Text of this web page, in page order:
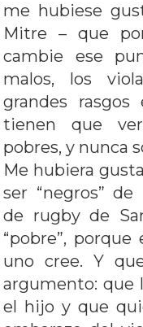
me hubiese
Mitre – que
cambie ese
malos, los
grandes
tienen que
pobres, y nunca
Me hubiera
ser “negros”
de rugby de
“pobre”,
uno cree. Y
argumento: que
el hijo y que